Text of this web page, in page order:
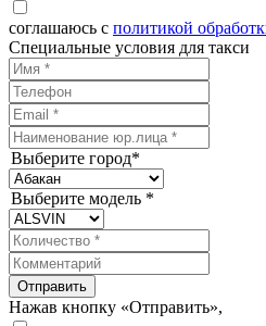
соглашаюсь с политикой
Специальные условия для такси
Выберите город*
Выберите модель *
Отправить
Нажав кнопку «Отправить»,